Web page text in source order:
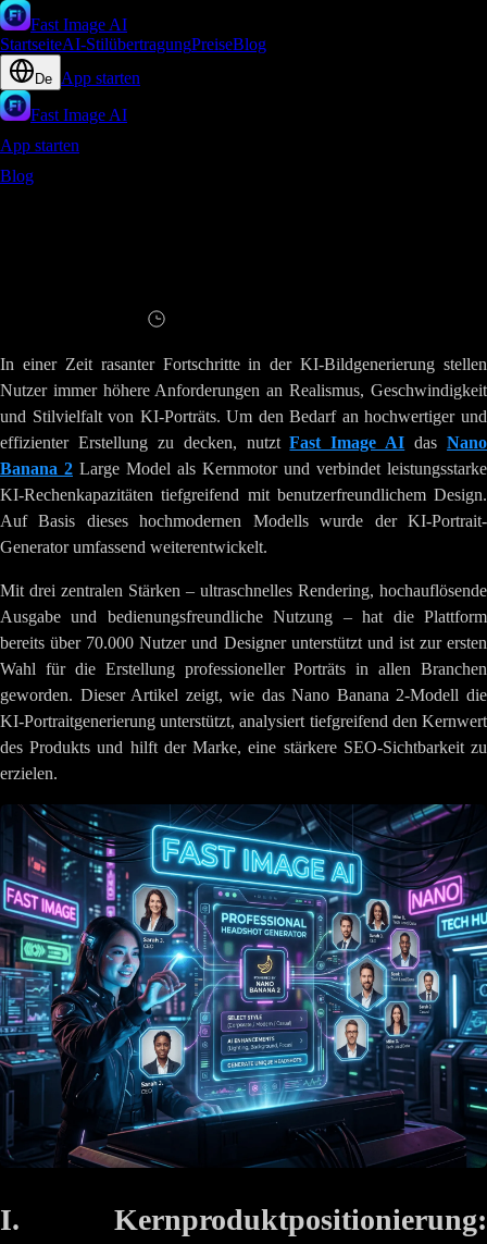
Fast Image AI
StartseiteAI-StilübertragungPreiseBlog
De App starten
Fast Image AI
App starten
Blog
In einer Zeit rasanter Fortschritte in der KI-Bildgenerierung stellen
Nutzer immer höhere Anforderungen an Realismus, Geschwindigkeit
und Stilvielfalt von KI-Porträts. Um den Bedarf an hochwertiger und
effizienter Erstellung zu decken, nutztFast Image AI dasNano
Banana 2 Large Model als Kernmotor und verbindet leistungsstarke
KI-Rechenkapazitäten tiefgreifend mit benutzerfreundlichem Design.
Auf Basis dieses hochmodernen Modells wurde der KI-Portrait-
Generator umfassend weiterentwickelt.
Mit drei zentralen Stärken – ultraschnelles Rendering, hochauflösende
Ausgabe und bedienungsfreundliche Nutzung – hat die Plattform
bereits über 70.000 Nutzer und Designer unterstützt und ist zur ersten
Wahl für die Erstellung professioneller Porträts in allen Branchen
geworden. Dieser Artikel zeigt, wie das Nano Banana 2-Modell die
KI-Portraitgenerierung unterstützt, analysiert tiefgreifend den Kernwert
des Produkts und hilft der Marke, eine stärkere SEO-Sichtbarkeit zu
erzielen.
I. Kernproduktpositionierung: